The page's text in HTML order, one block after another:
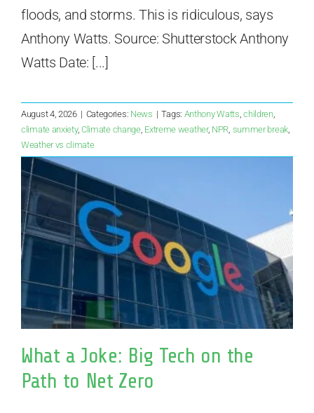
floods, and storms. This is ridiculous, says
Anthony Watts. Source: Shutterstock Anthony
Watts Date: [...]
August 4, 2026 | Categories: News | Tags: Anthony Watts ,children,
climate anxiety, Climate change, Extreme weather, NPR summer break,
Weather vs climate
What a Joke: Big Tech on the
Path to Net Zero